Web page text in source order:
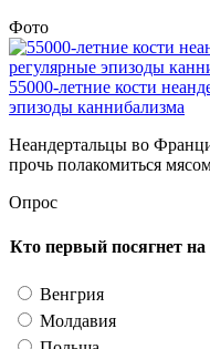
Фото
55000-летние кости
эпизоды каннибализма
Неандертальцы во
прочь полакомиться
Опрос
Кто первый посягнет
Венгрия
Молдавия